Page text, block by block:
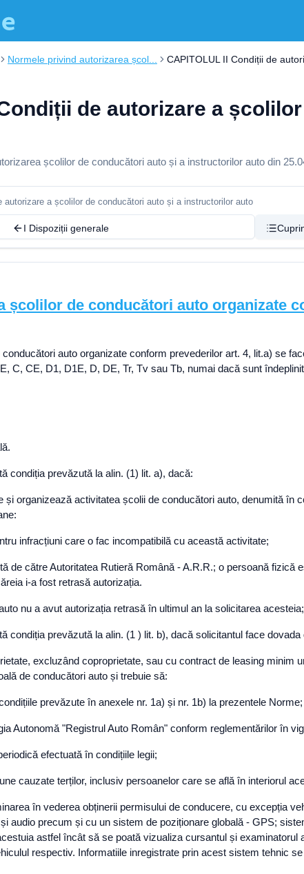
Normele privind autorizarea școl... CAPITOLUL II Condiții de
de autorizare a
școlilor de conducători auto și a instructorilor auto din
a școlilor de conducători auto și a instructorilor auto
I Dispoziții generale
școlilor de conducători auto organizate
auto organizate conform prevederilor art. 4, lit.a) se
C, CE, D1, D1E, D, DE, Tr, Tv sau Tb, numai dacă sunt
condiția prevăzută la alin. (1) lit. a), dacă:
și organizează activitatea școlii de conducători auto, denumită
infracțiuni care o fac incompatibilă cu această activitate;
de către Autoritatea Rutieră Română - A.R.R.; o persoană
i-a fost retrasă autorizația.
nu a avut autorizația retrasă în ultimul an la solicitarea acesteia;
condiția prevăzută la alin. (1 ) lit. b), dacă solicitantul face dovada
excluzând coproprietate, sau cu contract de leasing
de conducători auto și trebuie să:
prevăzute în anexele nr. 1a) și nr. 1b) la prezentele Norme;
Autonomă "Registrul Auto Român" conform reglementărilor în
efectuată în condițiile legii;
cauzate terților, inclusiv persoanelor care se află în interiorul
în vederea obținerii permisului de conducere, cu excepția
audio precum și cu un sistem de poziționare globală - GPS;
astfel încât să se poată vizualiza cursantul și
respectiv. Informatiile inregistrate prin acest sistem tehnic